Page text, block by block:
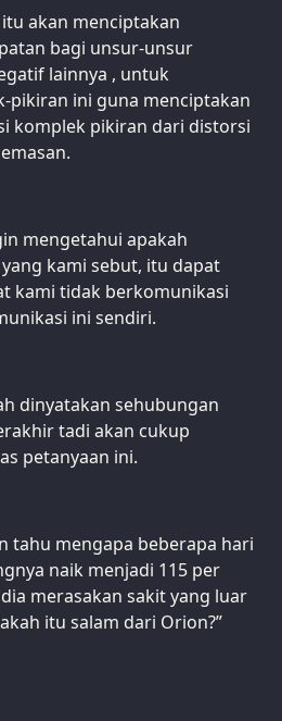
akan menciptakan
bagi unsur-unsur
lainnya , untuk
pikiran ini guna menciptakan
komplek pikiran dari distorsi
mengetahui apakah
kami sebut, itu dapat
kami tidak berkomunikasi
ini sendiri.
dinyatakan sehubungan
tadi akan cukup
petanyaan ini.
tahu mengapa beberapa hari
naik menjadi 115 per
merasakan sakit yang luar
itu salam dari Orion?”